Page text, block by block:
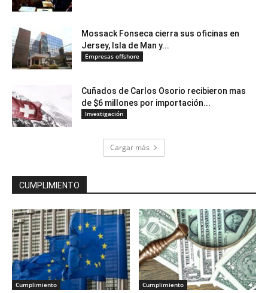
Mossack Fonseca cierra sus oficinas en
Jersey, Isla de Man y...
Empresas offshore
Cuñados de Carlos Osorio recibieron mas
de $6 millones por importación...
Investigación
Cargar más
CUMPLIMIENTO
Cumplimiento Cumplimiento